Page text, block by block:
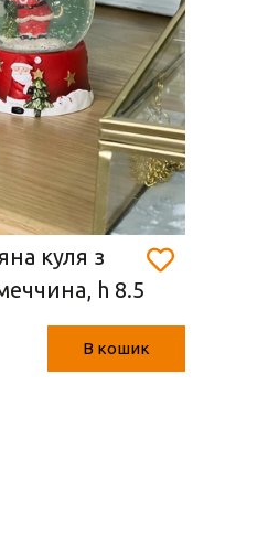
куля з
h 8.5
В кошик